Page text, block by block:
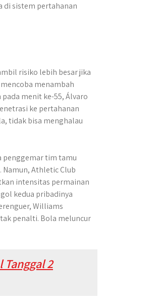
di sistem pertahanan
risiko lebih besar jika
menambah
menit ke-55, Álvaro
ke pertahanan
tidak bisa menghalau
penggemar tim tamu
Athletic Club
intensitas permainan
kedua pribadinya
Williams
penalti. Bola meluncur
2